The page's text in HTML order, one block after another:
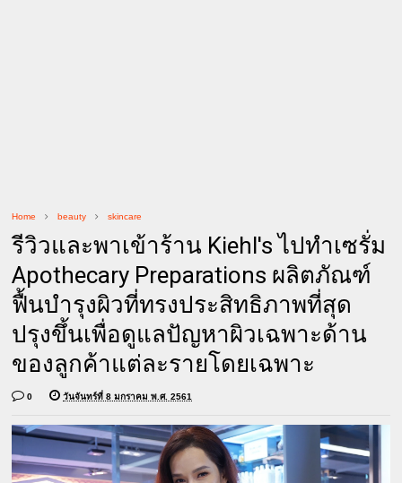
Home beauty skincare
รีวิวและพาเข้าร้าน Kiehl's ไปทำเซรั่ม
Apothecary Preparations ผลิตภัณฑ์
ฟื้นบำรุงผิวที่ทรงประสิทธิภาพที่สุด
ปรุงขึ้นเพื่อดูแลปัญหาผิวเฉพาะด้าน
ของลูกค้าแต่ละรายโดยเฉพาะ
0 วันจันทร์ที่ 8 มกราคม พ.ศ. 2561